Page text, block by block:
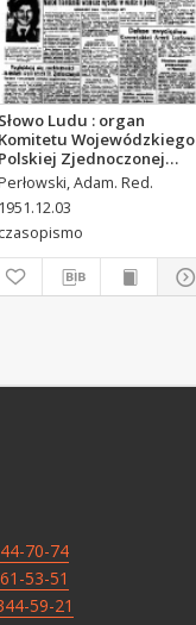
Słowo Ludu : organ
Komitetu Wojewódzkiego
Polskiej Zjednoczonej
Robotniczej, 1951,
R.3, nr 312
Adam. Red.
1951.12.03
czasopismo
70-74
53-51
59-21